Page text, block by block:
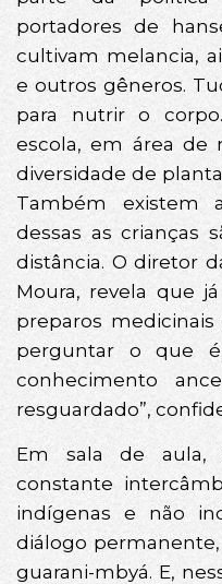
portadores de
cultivam melancia,
e outros gêneros.
para nutrir o
escola, em área de
diversidade de
Também existem
dessas as crianças
distância. O diretor
Moura, revela que
preparos medicinais
perguntar o que
conhecimento
resguardado”,
Em sala de aula,
constante
indígenas e não
diálogo
guarani-mbyá. E,